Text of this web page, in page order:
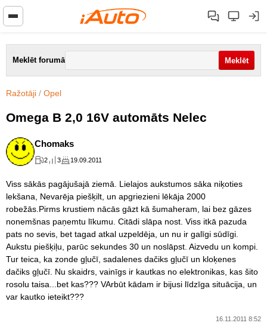
Meklēt forumā
Ražotāji / Opel
Omega B 2,0 16V automāts Nelec
Chomaks
2 3 19.09.2011
Viss sākās pagājušajā ziemā. Lielajos aukstumos sāka niķoties
lekšana, Nevarēja piešķilt, un apgriezieni lēkāja 2000
robežās.Pirms krustiem nācās gāzt kā šumaheram, lai bez gāzes
nonemšnas paņemtu līkumu. Citādi slāpa nost. Viss itkā pazuda
pats no sevis, bet tagad atkal uzpeldēja, un nu ir galīgi sūdīgi.
Aukstu piešķiļu, parūc sekundes 30 un noslāpst. Aizvedu un kompi.
Tur teica, ka zonde gļučī, sadalenes dačiks gļučī un kloķenes
dačiks gļučī. Nu skaidrs, vainīgs ir kautkas no elektronikas, kas šito
rosolu taisa...bet kas??? VArbūt kādam ir bijusi līdzīga situācija, un
var kautko ieteikt???
16.11.2011 8:52